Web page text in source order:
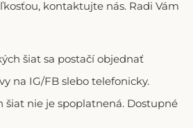
kontaktujte nás. Radi Vám
šiat sa postačí objednať
na IG/FB slebo telefonicky.
šiat nie je spoplatnená. Dostupné